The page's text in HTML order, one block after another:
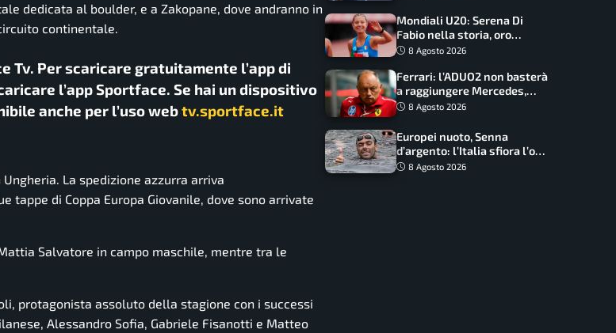
dedicata al boulder, e a Zakopane, dove andranno in
continentale.
Per scaricare gratuitamente l’app di
l’app Sportface. Se hai un dispositivo
anche per l’uso webtv.sportface.it
La spedizione azzurra arriva
di Coppa Europa Giovanile, dove sono arrivate
Salvatore in campo maschile, mentre tra le
protagonista assoluto della stagione con i successi
Alessandro Sofia, Gabriele Fisanotti e Matteo
Mondiali U20: Serena Di
Fabio nella storia, oro
dominio totale nei 5000 di
8 Agosto 2026
Ferrari: l’ADUO2 non basterà
a raggiungere Mercedes,
novità per la Macarena
8 Agosto 2026
Europei nuoto, Senna
d’argento: l’Italia sfiora l’oro
nella staffetta, Paltrinieri
8 Agosto 2026